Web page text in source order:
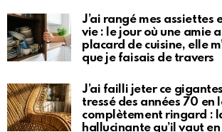
J’ai rangé mes assiettes
vie : le jour où une amie
placard de cuisine, elle
que je faisais de travers
J’ai failli jeter ce
tressé des années 70 en
complètement ringard :
hallucinante qu’il vaut